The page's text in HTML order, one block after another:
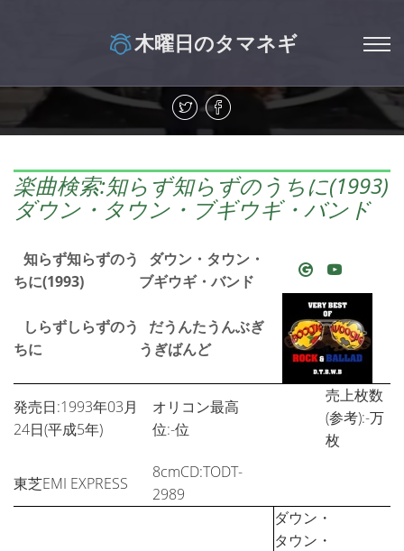
木曜日のタマネギ
楽曲検索:知らず知らずのうちに(1993)
ダウン・タウン・ブギウギ・バンド
知らず知らずのう
ちに(1993)
ダウン・タウン・
ブギウギ・バンド
しらずしらずのう
ちに
だうんたうんぶぎ
うぎばんど
発売日:1993年03月
24日(平成5年)
オリコン最高
位:-位
売上枚数
(参考):-万
枚
東芝EMI EXPRESS
8cmCD:TODT-
2989
ダウン・
タウン・